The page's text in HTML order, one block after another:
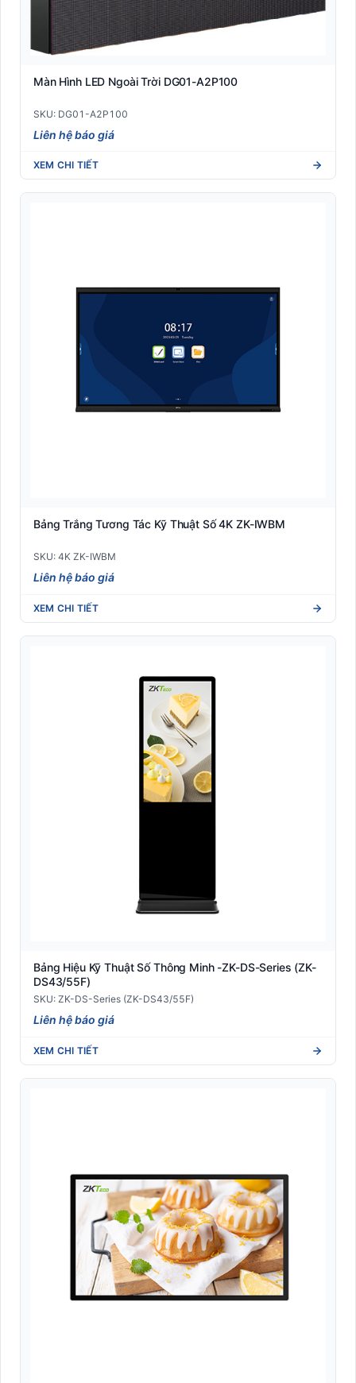
Màn Hình LED Ngoài Trời DG01-A2P100
SKU: DG01-A2P100
Liên hệ báo giá
XEM CHI TIẾT
Bảng Trắng Tương Tác Kỹ Thuật Số 4K ZK-IWBM
SKU: 4K ZK-IWBM
Liên hệ báo giá
XEM CHI TIẾT
Bảng Hiệu Kỹ Thuật Số Thông Minh -ZK-DS-Series (ZK-
DS43/55F)
SKU: ZK-DS-Series (ZK-DS43/55F)
Liên hệ báo giá
XEM CHI TIẾT